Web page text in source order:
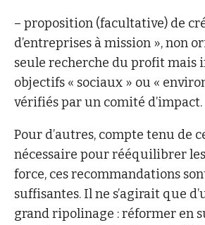
– proposition (facultative) de
d’entreprises à mission », non
seule recherche du profit mais
objectifs « sociaux » ou «
vérifiés par un comité d’impact.
Pour d’autres, compte tenu de
nécessaire pour rééquilibrer
force, ces recommandations
suffisantes. Il ne s’agirait que
grand ripolinage : réformer en